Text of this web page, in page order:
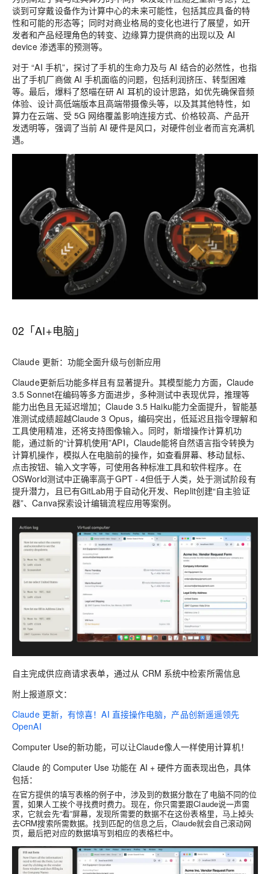
谈到可穿戴设备作为计算中心的未来可能性，包括其应具备的特
性和可能的形态等；同时对商业格局的变化也进行了展望，如开
发者和产品经理角色的转变、边缘算力提供商的出现以及 AI
device 渗透率的预测等。
对于 “AI 手机”，探讨了手机的生命力及与 AI 结合的必然性，也指
出了手机厂商做 AI 手机面临的问题，包括利润挤压、转型困难
等。最后，爆料了怒喵在研 AI 耳机的设计思路，如优先确保音频
体验、设计高低端版本且高端带摄像头等，以及其其他特性，如
算力在云端、受 5G 网络覆盖影响连接方式、价格较高、产品开
发透明等，强调了当前 AI 硬件是风口，对硬件创业者而言充满机
遇。
02「AI+电脑」
Claude 更新：功能全面升级与创新应用
Claude更新后功能多样且有显著提升。其模型能力方面，Claude
3.5 Sonnet在编码等多方面进步，多种测试中表现优异，推理等
能力出色且无延迟增加；Claude 3.5 Haiku能力全面提升，智能基
准测试成绩超越Claude 3 Opus，编码突出，低延迟且指令理解和
工具使用精准，还将支持图像输入。同时，新增操作计算机功
能，通过新的“计算机使用”API，Claude能将自然语言指令转换为
计算机操作，模拟人在电脑前的操作，如查看屏幕、移动鼠标、
点击按钮、输入文字等，可使用各种标准工具和软件程序。在
OSWorld测试中正确率高于GPT - 4但低于人类，处于测试阶段有
提升潜力，且已有GitLab用于自动化开发、Replit创建“自主验证
器”、Canva探索设计编辑流程应用等案例。
自主完成供应商请求表单，通过从 CRM 系统中检索所需信息
附上报道原文：
Claude 更新，有惊喜！AI 直接操作电脑，产品创新遥遥领先
OpenAI
Computer Use的新功能，可以让Claude像人一样使用计算机！
Claude 的 Computer Use 功能在 AI + 硬件方面表现出色，具体
包括：
在官方提供的填写表格的例子中，涉及到的数据分散在了电脑不同的位
置，如果人工挨个寻找费时费力。现在，你只需要跟Claude说一声需
求，它就会先“看”屏幕，发现所需要的数据不在这份表格里，马上掉头
去CRM搜索所需数据。找到匹配的信息之后，Claude就会自己滚动网
页，最后把对应的数据填写到相应的表格栏中。